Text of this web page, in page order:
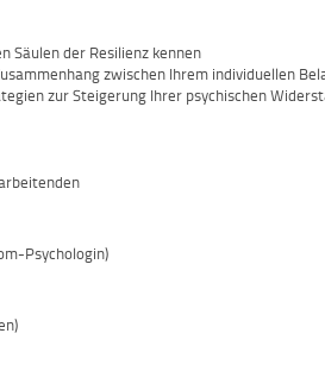
Säulen der Resilienz kennen
zwischen Ihrem individuellen
zur Steigerung Ihrer psychischen
Psychologin)